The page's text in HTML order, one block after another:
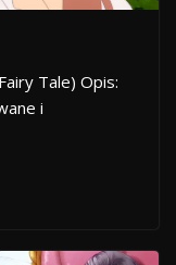
Tale) Opis:
i